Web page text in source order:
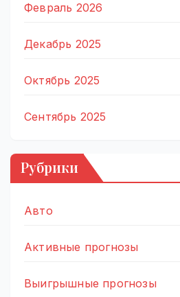
Февраль 2026
Декабрь 2025
Октябрь 2025
Сентябрь 2025
Рубрики
Авто
Активные прогнозы
Выигрышные прогнозы